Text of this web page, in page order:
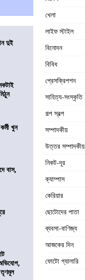
দুই
খুন
বাস,
তৃণমূল
খেলা
লাইফ স্টাইল
বিনোদন
বিবিধ
প্রেসক্রিপশন
সাহিত্য-সংস্কৃতি
গল্প স্বল্প
সম্পাদকীয়
উত্তর সম্পাদকীয়
নিকট-দূর
ক্যাম্পাস
কেরিয়ার
ছোটোদের পাতা
ব্যবসা-বাণিজ্য
আজকের দিন
ফোটো গ্যালারি